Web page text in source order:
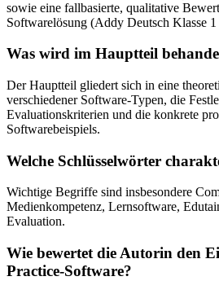
sowie eine fallbasierte, qualitative
Softwarelösung (Addy Deutsch Klasse 1
Was wird im Hauptteil
Der Hauptteil gliedert sich in eine
verschiedener Software-Typen, die
Evaluationskriterien und die konkrete
Softwarebeispiels.
Welche Schlüsselwörter
Wichtige Begriffe sind insbesondere
Medienkompetenz, Lernsoftware,
Evaluation.
Wie bewertet die Autorin den
Practice-Software?